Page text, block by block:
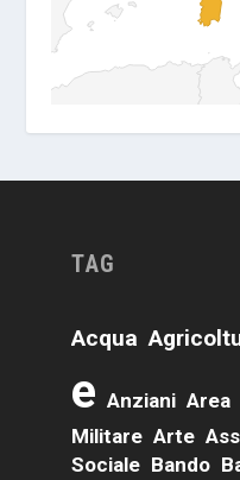
TAG
Acqua
E Anziani Area
Militare Arte
Sociale Bando